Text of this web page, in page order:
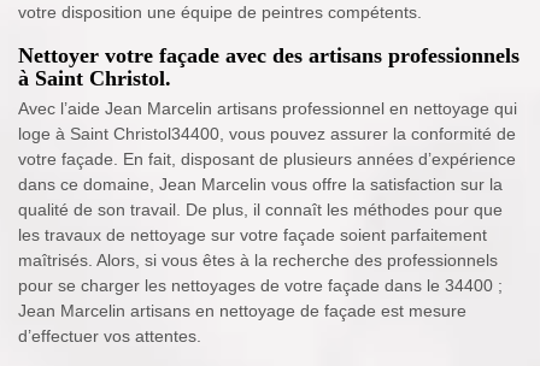
votre disposition une équipe de peintres compétents.
Nettoyer votre façade avec des artisans professionnels
à Saint Christol.
Avec l’aide Jean Marcelin artisans professionnel en nettoyage qui
loge à Saint Christol34400, vous pouvez assurer la conformité de
votre façade. En fait, disposant de plusieurs années d’expérience
dans ce domaine, Jean Marcelin vous offre la satisfaction sur la
qualité de son travail. De plus, il connaît les méthodes pour que
les travaux de nettoyage sur votre façade soient parfaitement
maîtrisés. Alors, si vous êtes à la recherche des professionnels
pour se charger les nettoyages de votre façade dans le 34400 ;
Jean Marcelin artisans en nettoyage de façade est mesure
d’effectuer vos attentes.